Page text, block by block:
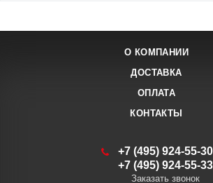
О КОМПАНИИ
ДОСТАВКА
ОПЛАТА
КОНТАКТЫ
+7 (495) 924-55-30
+7 (495) 924-55-33
Заказать звонок